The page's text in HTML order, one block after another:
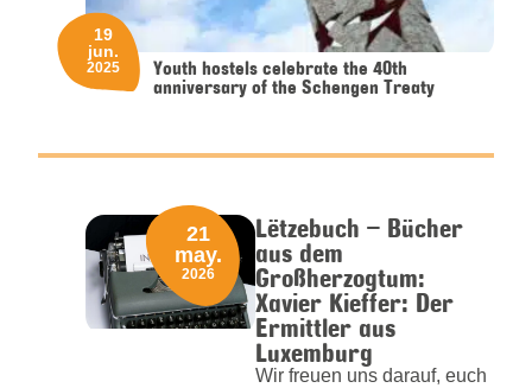
Youth hostels celebrate the 40th
anniversary of the Schengen Treaty
19
jun.
2025
Lëtzebuch – Bücher
aus dem
Großherzogtum:
Xavier Kieffer: Der
Ermittler aus
Luxemburg
Wir freuen uns darauf, euch
21
may.
2026